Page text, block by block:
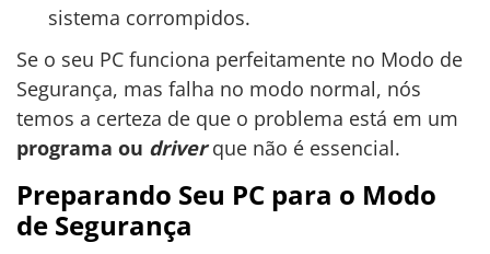
sistema corrompidos.
Se o seu PC funciona perfeitamente no Modo de
Segurança, mas falha no modo normal, nós
temos a certeza de que o problema está em um
programa ou driverque não é essencial.
Preparando Seu PC para o Modo
de Segurança